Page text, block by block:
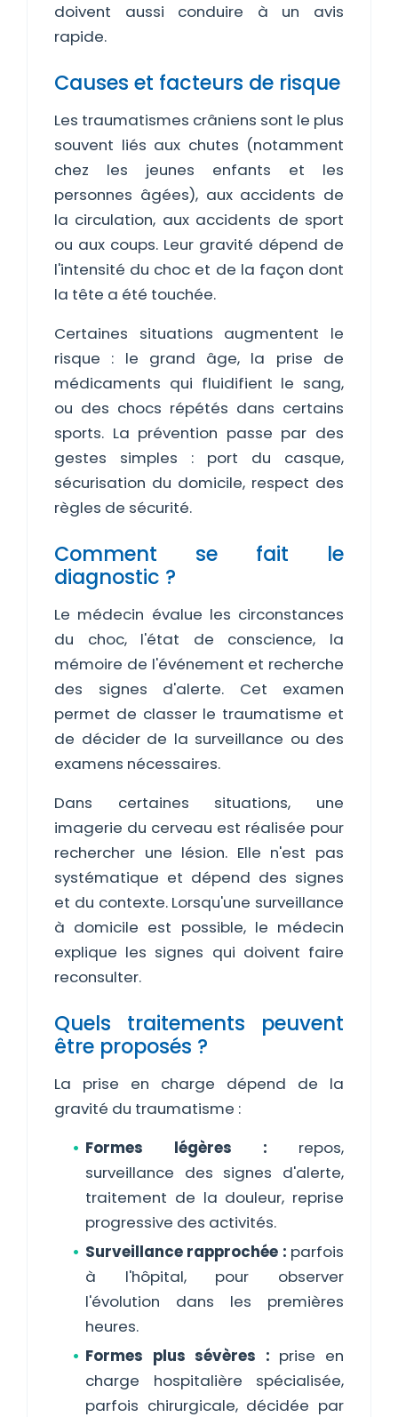
doivent aussi conduire à un avis
rapide.
Causes et facteurs de risque
Les traumatismes crâniens sont le plus
souvent liés aux chutes (notamment
chez les jeunes enfants et les
personnes âgées), aux accidents de
la circulation, aux accidents de sport
ou aux coups. Leur gravité dépend de
l'intensité du choc et de la façon dont
la tête a été touchée.
Certaines situations augmentent le
risque : le grand âge, la prise de
médicaments qui fluidifient le sang,
ou des chocs répétés dans certains
sports. La prévention passe par des
gestes simples : port du casque,
sécurisation du domicile, respect des
règles de sécurité.
Comment se fait le
diagnostic ?
Le médecin évalue les circonstances
du choc, l'état de conscience, la
mémoire de l'événement et recherche
des signes d'alerte. Cet examen
permet de classer le traumatisme et
de décider de la surveillance ou des
examens nécessaires.
Dans certaines situations, une
imagerie du cerveau est réalisée pour
rechercher une lésion. Elle n'est pas
systématique et dépend des signes
et du contexte. Lorsqu'une surveillance
à domicile est possible, le médecin
explique les signes qui doivent faire
reconsulter.
Quels traitements peuvent
être proposés ?
La prise en charge dépend de la
gravité du traumatisme :
Formes légères : repos,
surveillance des signes d'alerte,
traitement de la douleur, reprise
progressive des activités.
Surveillance rapprochée : parfois
à l'hôpital, pour observer
l'évolution dans les premières
heures.
Formes plus sévères : prise en
charge hospitalière spécialisée,
parfois chirurgicale, décidée par